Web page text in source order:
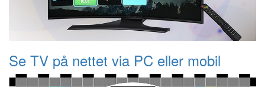
Se TV på nettet via PC eller mobil